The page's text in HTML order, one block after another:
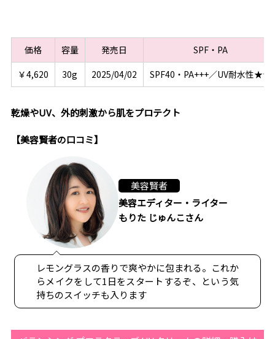
価格 容量 発売日
SPF・PA
￥4,620
30g 2025/04/02 SPF40・PA+++／UV耐水性★★
乾燥やUV、外的刺激から肌をプロテクト
【美容賢者の口コミ】
美容賢者
美容エディター・ライター
もりた じゅんこさん
レモングラスの香りで爽やかに包まれる。これか
らメイクをして1日をスタートするぞ、という気
持ちのスイッチも入ります